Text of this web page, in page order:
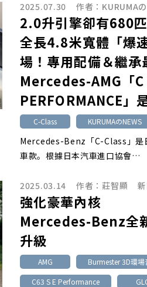
2025.07.30 作者： KURUMA
2.0升引擎卻有680匹
全長4.8米寬體「爆
場！專用配備＆繼
Mercedes-AMG「C
PERFORMANCE」
C-Class KURUMAのNEWS
Mercedes-Benz「C-Class」是
車款。根據日本汽車進口協會…
2025.03.14 作者：莊智顯
強化豪華內核
Mercedes-Benz全
升級
AMG Burmester 3D環
C63 S E Performance